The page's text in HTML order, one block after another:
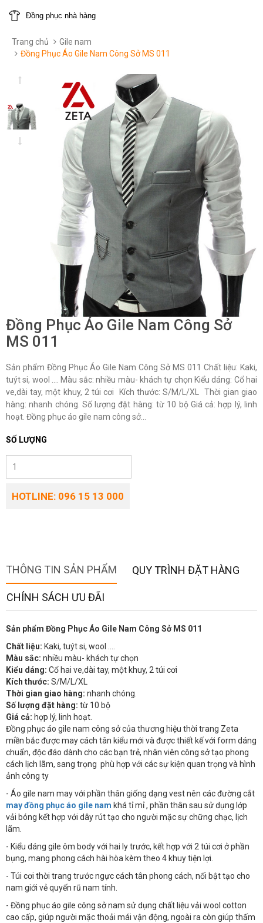
Đồng phục nhà hàng
Trang chủ
Gile nam
Đồng Phục Áo Gile Nam Công Sở MS 011
Đồng Phục Áo Gile Nam Công Sở
MS 011
Sản phẩm Đồng Phục Áo Gile Nam Công Sở MS 011 Chất liệu: Kaki,
tuýt si, wool …. Màu sắc: nhiều màu- khách tự chọn Kiểu dáng: Cổ hai
ve,dài tay, một khuy, 2 túi cơi Kích thước: S/M/L/XL Thời gian giao
hàng: nhanh chóng. Số lượng đặt hàng: từ 10 bộ Giá cả: hợp lý, linh
hoạt. Đồng phục áo gile nam công sở...
SỐ LƯỢNG
HOTLINE: 096 15 13 000
THÔNG TIN SẢN PHẨM QUY TRÌNH ĐẶT HÀNG
CHÍNH SÁCH ƯU ĐÃI
Sản phẩm Đồng Phục Áo Gile Nam Công Sở MS 011
Chất liệu: Kaki, tuýt si, wool ….
Màu sắc: nhiều màu- khách tự chọn
Kiểu dáng: Cổ hai ve,dài tay, một khuy, 2 túi cơi
Kích thước: S/M/L/XL
Thời gian giao hàng: nhanh chóng.
Số lượng đặt hàng: từ 10 bộ
Giá cả: hợp lý, linh hoạt.
Đồng phục áo gile nam công sở của thương hiệu thời trang Zeta
miền bắc được may cách tân kiểu mới và được thiết kế với form dáng
chuẩn, độc đáo dành cho các bạn trẻ, nhân viên công sở tạo phong
cách lịch lãm, sang trọng phù hợp với các sự kiện quan trọng và hình
ảnh công ty
- Áo gile nam may với phần thân giống dạng vest nên các đường cắt
may đồng phục áo gile nam khá tỉ mỉ , phần thân sau sử dụng lớp
vải bóng kết hợp với dây rút tạo cho người mặc sự chững chạc, lịch
lãm.
- Kiểu dáng gile ôm body với hai ly trước, kết hợp với 2 túi cơi ở phần
bụng, mang phong cách hài hòa kèm theo 4 khuy tiện lợi.
- Túi cơi thời trang trước ngực cách tân phong cách, nổi bật tạo cho
nam giới vẻ quyến rũ nam tính.
- Đồng phục áo gile công sở nam sử dụng chất liệu vải wool cotton
cao cấp, giúp người mặc thoải mái vận động, ngoài ra còn giúp thấm